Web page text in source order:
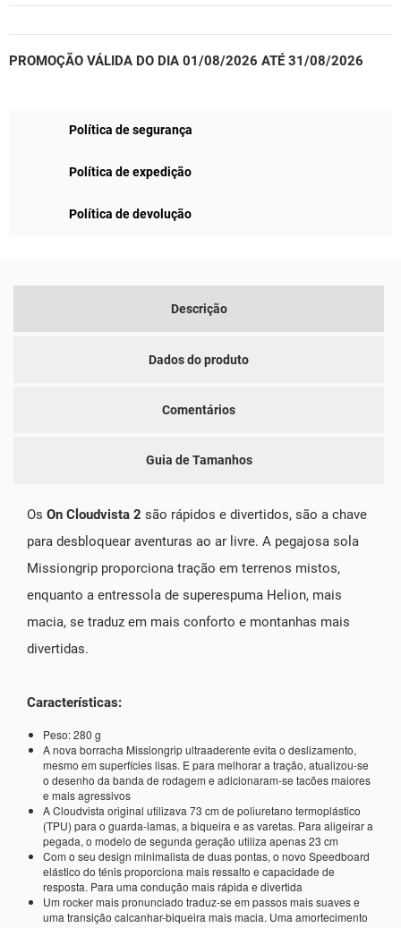
PROMOÇÃO VÁLIDA DO DIA 01/08/2026 ATÉ 31/08/2026
Política de segurança
Política de expedição
Política de devolução
Descrição
Dados do produto
Comentários
Guia de Tamanhos
Os On Cloudvista 2 são rápidos e divertidos, são a chave
para desbloquear aventuras ao ar livre. A pegajosa sola
Missiongrip proporciona tração em terrenos mistos,
enquanto a entressola de superespuma Helion, mais
macia, se traduz em mais conforto e montanhas mais
divertidas.
Características:
Peso: 280 g
A nova borracha Missiongrip ultraaderente evita o deslizamento,
mesmo em superfícies lisas. E para melhorar a tração, atualizou-se
o desenho da banda de rodagem e adicionaram-se tacões maiores
e mais agressivos
A Cloudvista original utilizava 73 cm de poliuretano termoplástico
(TPU) para o guarda-lamas, a biqueira e as varetas. Para aligeirar a
pegada, o modelo de segunda geração utiliza apenas 23 cm
Com o seu design minimalista de duas pontas, o novo Speedboard
elástico do ténis proporciona mais ressalto e capacidade de
resposta. Para uma condução mais rápida e divertida
Um rocker mais pronunciado traduz-se em passos mais suaves e
uma transição calcanhar-biqueira mais macia. Uma amortecimento